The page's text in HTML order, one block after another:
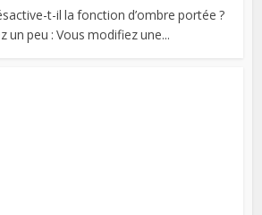
t-il la fonction d’ombre portée ?
un peu : Vous modifiez une...